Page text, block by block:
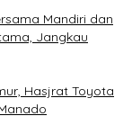
Mandiri dan
Jangkau
Hasjrat Toyota